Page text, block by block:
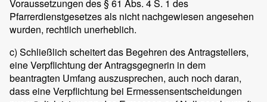
Voraussetzungen des § 61 Abs. 4 S. 1 des
Pfarrerdienstgesetzes als nicht nachgewiesen angesehen
wurden, rechtlich unerheblich.
c) Schließlich scheitert das Begehren des Antragstellers,
eine Verpflichtung der Antragsgegnerin in dem
beantragten Umfang auszusprechen, auch noch daran,
dass eine Verpflichtung bei Ermessensentscheidungen